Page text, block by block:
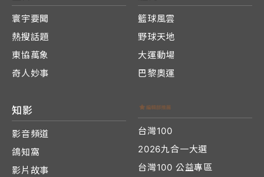
寰宇要聞
熱搜話題
東協萬象
奇人妙事
籃球風雲
野球天地
大運動場
巴黎奧運
知影
影音頻道
鴿知窩
影片故事
台灣100
2026九合一大選
台灣100 公益專區